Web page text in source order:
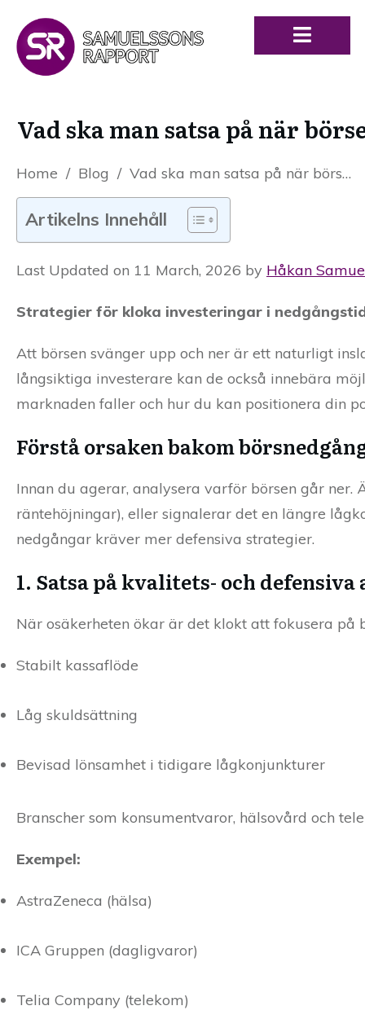
Vad ska man satsa på när
Home / Blog / Vad ska man satsa på när börsen går ner?
Artikelns Innehåll
Last Updated on 11 March, 2026 by Håkan
Strategier för kloka investeringar i
Att börsen svänger upp och ner är ett naturligt
långsiktiga investerare kan de också innebära
marknaden faller och hur du kan positionera din
Förstå orsaken bakom
Innan du agerar, analysera varför börsen går
räntehöjningar), eller signalerar det en längre
nedgångar kräver mer defensiva strategier.
1. Satsa på kvalitets- och
När osäkerheten ökar är det klokt att fokusera på
Stabilt kassaflöde
Låg skuldsättning
Bevisad lönsamhet i tidigare lågkonjunkturer
Branscher som konsumentvaror, hälsovård och
Exempel:
AstraZeneca (hälsa)
ICA Gruppen (dagligvaror)
Telia Company (telekom)